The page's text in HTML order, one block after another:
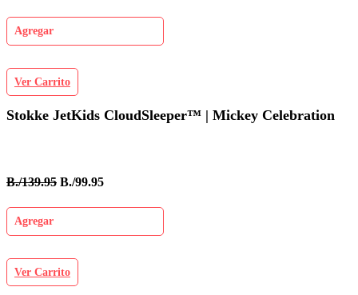
Agregar
Ver Carrito
Stokke JetKids CloudSleeper™ | Mickey Celebration
B./139.95 B./99.95
Agregar
Ver Carrito